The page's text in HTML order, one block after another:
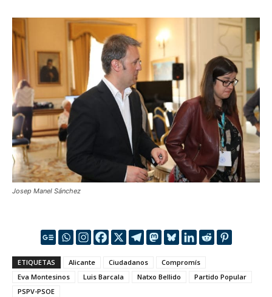
Josep Manel Sánchez
ETIQUETAS Alicante Ciudadanos
Compromís
Eva Montesinos
Luis Barcala Natxo Bellido
Partido Popular
PSPV-PSOE